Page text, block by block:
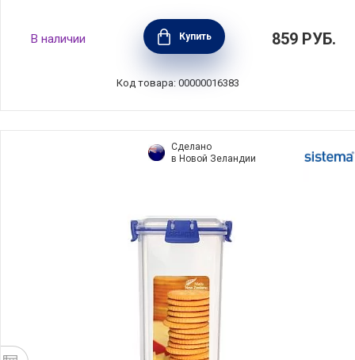
Контейнер пищевой BAKE IT 12х8,7х11,4 см,
материал пластик, цвет белый, Sistema,
Новая Зеландия, SI1202
В наличии Купить 859 РУБ.
Код товара: 00000016383
Сделано
в Новой Зеландии